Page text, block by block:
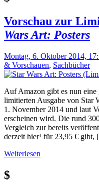
Vorschau zur
Wars Art: Posters
Montag, 6. Oktober 2014,
& Vorschauen, Sachbücher
Auf Amazon gibt es nun
limitierten Ausgabe von Star
1. November 2014 und laut
erscheinen wird. Die rund
Vergleich zur bereits
derzeit hier¹ für 23,95 €
Weiterlesen
$